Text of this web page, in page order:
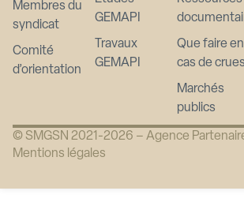
Membres du
syndicat
Comité
d’orientation
GEMAPI
Travaux
GEMAPI
Que faire en
cas de crues
Marchés
publics
© SMGSN 2021-2026 – Agence
Mentions légales